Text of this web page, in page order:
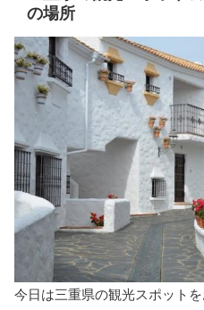
の場所
今日は三重県の観光スポット